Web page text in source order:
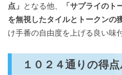
点」 となる他、 「サプライのト
を無視したタイルとトークンの
け手番の自由度を上げる良い味
１０２４通りの得